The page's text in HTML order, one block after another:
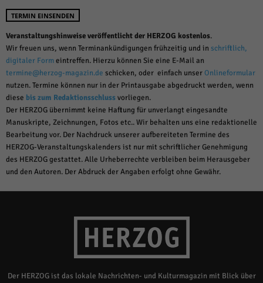
TERMIN EINSENDEN
Veranstaltungshinweise veröffentlicht der HERZOG kostenlos.
Wir freuen uns, wenn Terminankündigungen frühzeitig und in schriftlich,
digitaler Formeintreffen. Hierzu können Sie eine E-Mail an
termine@herzog-magazin.de schicken, oder einfach unserOnlineformular
nutzen. Termine können nur in der Printausgabe abgedruckt werden, wenn
diese bis zum Redaktionsschlussvorliegen.
Der HERZOG übernimmt keine Haftung für unverlangt eingesandte
Manuskripte, Zeichnungen, Fotos etc.. Wir behalten uns eine redaktionelle
Bearbeitung vor. Der Nachdruck unserer aufbereiteten Termine des
HERZOG-Veranstaltungskalenders ist nur mit schriftlicher Genehmigung
des HERZOG gestattet. Alle Urheberrechte verbleiben beim Herausgeber
und den Autoren. Der Abdruck der Angaben erfolgt ohne Gewähr.
Der HERZOG ist das lokale Nachrichten- und Kulturmagazin mit Blick über